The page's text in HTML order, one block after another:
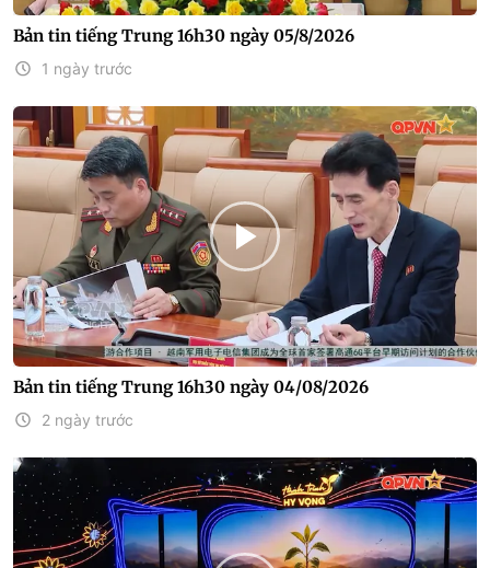
Bản tin tiếng Trung 16h30 ngày 05/8/2026
1 ngày trước
Bản tin tiếng Trung 16h30 ngày 04/08/2026
2 ngày trước